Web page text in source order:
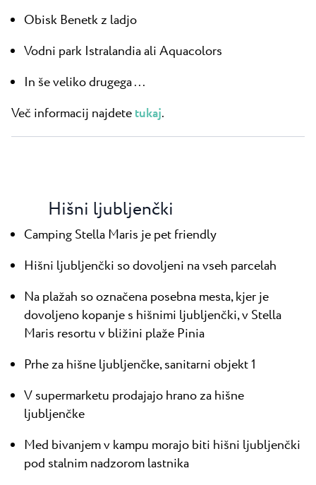
Obisk Benetk z ladjo
Vodni park Istralandia ali Aquacolors
In še veliko drugega ...
Več informacij najdetetukaj.
Hišni ljubljenčki
Camping Stella Maris je pet friendly
Hišni ljubljenčki so dovoljeni na vseh parcelah
Na plažah so označena posebna mesta, kjer je
dovoljeno kopanje s hišnimi ljubljenčki, v Stella
Maris resortu v bližini plaže Pinia
Prhe za hišne ljubljenčke, sanitarni objekt 1
V supermarketu prodajajo hrano za hišne
ljubljenčke
Med bivanjem v kampu morajo biti hišni ljubljenčki
pod stalnim nadzorom lastnika